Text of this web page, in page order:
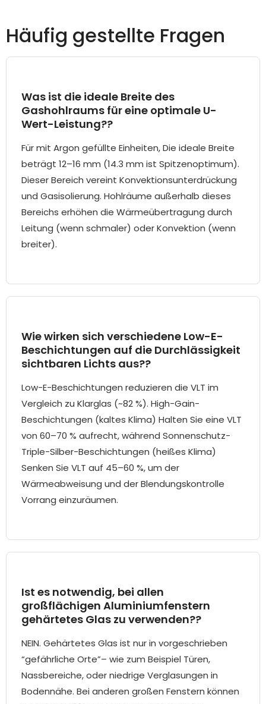
Häufig gestellte Fragen
Was ist die ideale Breite des
Gashohlraums für eine optimale U-
Wert-Leistung??
Für mit Argon gefüllte Einheiten, Die ideale Breite
beträgt 12–16 mm (14.3 mm ist Spitzenoptimum).
Dieser Bereich vereint Konvektionsunterdrückung
und Gasisolierung. Hohlräume außerhalb dieses
Bereichs erhöhen die Wärmeübertragung durch
Leitung (wenn schmaler) oder Konvektion (wenn
breiter).
Wie wirken sich verschiedene Low-E-
Beschichtungen auf die Durchlässigkeit
sichtbaren Lichts aus??
Low-E-Beschichtungen reduzieren die VLT im
Vergleich zu Klarglas (~82 %). High-Gain-
Beschichtungen (kaltes Klima) Halten Sie eine VLT
von 60–70 % aufrecht, während Sonnenschutz-
Triple-Silber-Beschichtungen (heißes Klima)
Senken Sie VLT auf 45–60 %, um der
Wärmeabweisung und der Blendungskontrolle
Vorrang einzuräumen.
Ist es notwendig, bei allen
großflächigen Aluminiumfenstern
gehärtetes Glas zu verwenden??
NEIN. Gehärtetes Glas ist nur in vorgeschrieben
“gefährliche Orte”– wie zum Beispiel Türen,
Nassbereiche, oder niedrige Verglasungen in
Bodennähe. Bei anderen großen Fenstern können